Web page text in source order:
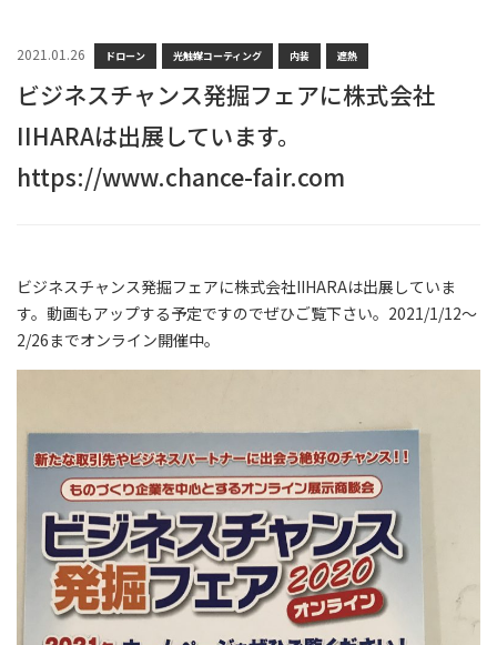
2021.01.26 ドローン 光触媒コーティング 内装 遮熱
ビジネスチャンス発掘フェアに株式会社
IIHARAは出展しています。
https://www.chance-fair.com
ビジネスチャンス発掘フェアに株式会社IIHARAは出展していま
す。動画もアップする予定ですのでぜひご覧下さい。2021/1/12〜
2/26までオンライン開催中。